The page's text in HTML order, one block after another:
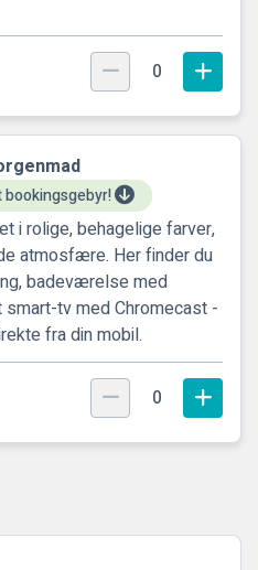
0
bookingsgebyr!
i rolige, behagelige farver,
atmosfære. Her finder du
badeværelse med
tv med Chromecast -
fra din mobil.
0